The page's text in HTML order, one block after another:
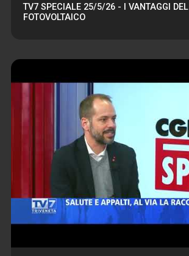
TV7 SPECIALE 25/5/26 - I VANTAGGI DEL
FOTOVOLTAICO